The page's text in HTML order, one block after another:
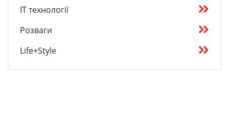
IT технології
Розваги
Life+Style